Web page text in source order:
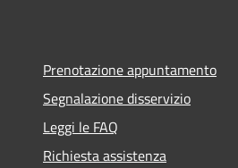
Prenotazione appuntamento
Segnalazione disservizio
Leggi le FAQ
Richiesta assistenza